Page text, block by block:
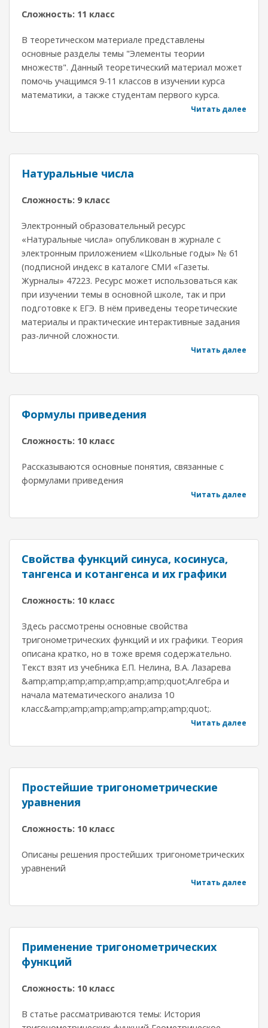
Сложность: 11 класс
В теоретическом материале представлены
основные разделы темы "Элементы теории
множеств". Данный теоретический материал может
помочь учащимся 9-11 классов в изучении курса
математики, а также студентам первого курса.
Читать далее
Натуральные числа
Сложность: 9 класс
Электронный образовательный ресурс
«Натуральные числа» опубликован в журнале с
электронным приложением «Школьные годы» № 61
(подписной индекс в каталоге СМИ «Газеты.
Журналы» 47223. Ресурс может использоваться как
при изучении темы в основной школе, так и при
подготовке к ЕГЭ. В нём приведены теоретические
материалы и практические интерактивные задания
раз-личной сложности.
Читать далее
Формулы приведения
Сложность: 10 класс
Рассказываются основные понятия, связанные с
формулами приведения
Читать далее
Свойства функций синуса, косинуса,
тангенса и котангенса и их графики
Сложность: 10 класс
Здесь рассмотрены основные свойства
тригонометрических функций и их графики. Теория
описана кратко, но в тоже время содержательно.
Текст взят из учебника Е.П. Нелина, В.А. Лазарева
&amp;amp;amp;amp;amp;amp;amp;quot;Алгебра и
начала математического анализа 10
класс&amp;amp;amp;amp;amp;amp;amp;quot;.
Читать далее
Простейшие тригонометрические
уравнения
Сложность: 10 класс
Описаны решения простейших тригонометрических
уравнений
Читать далее
Применение тригонометрических
функций
Сложность: 10 класс
В статье рассматриваются темы: История